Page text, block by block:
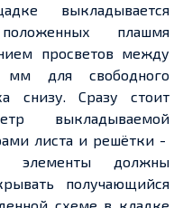
выкладывается
плашмя
просветов между
для свободного
снизу. Сразу стоит
выкладываемой
листа и решётки -
элементы должны
получающийся